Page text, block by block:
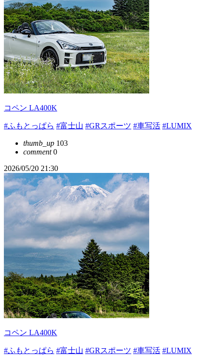
コペン LA400K
#ふもとっぱら #富士山 #GRスポーツ #車写活 #LUMIX
thumb_up 103
comment0
2026/05/20 21:30
コペン LA400K
#ふもとっぱら #富士山 #GRスポーツ #車写活 #LUMIX